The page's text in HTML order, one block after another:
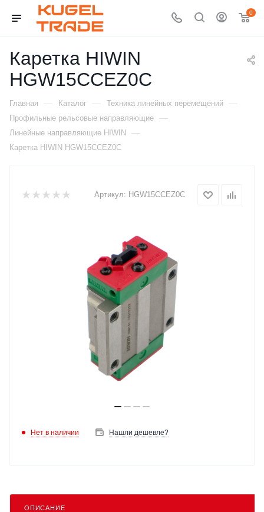
0
Каретка HIWIN
HGW15CCEZ0C
Главная — Каталог — Техника линейных перемещений —
Профильные рельсовые направляющие —
Линейные направляющие HIWIN —
Каретка HIWIN HGW15CCEZ0C
Артикул: HGW15CCEZ0C
Нет в наличии Нашли дешевле?
ОПИСАНИЕ